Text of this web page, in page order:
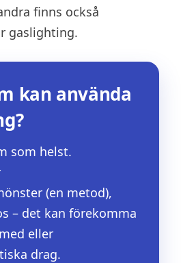
finns också
gaslighting.
kan använda
som helst.
(en metod),
– det kan förekomma
eller
drag.